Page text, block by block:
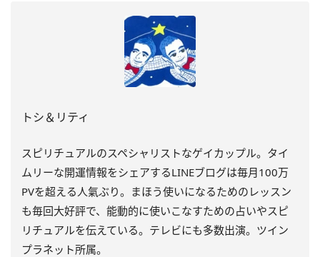
トシ＆リティ
スピリチュアルのスペシャリストなゲイカップル。タイ
ムリーな開運情報をシェアするLINEブログは毎月100万
PVを超える人氣ぶり。まほう使いになるためのレッスン
も毎回大好評で、能動的に使いこなすための占いやスピ
リチュアルを伝えている。テレビにも多数出演。ツイン
プラネット所属。